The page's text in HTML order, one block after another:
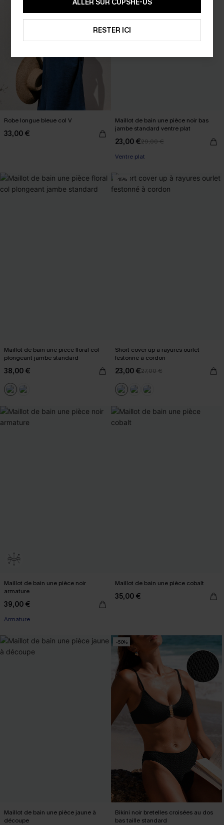
Robe longue bleue col V
33,00 €
Maillot de bain une pièce noir bas
jambe standard ventre plat
23,00 €29,00 €
Ventre plat
Maillot de bain une pièce floral col
plongeant jambe standard
38,00 €
-15%
Short cover up à rayures ourlet
festonné à cordon
23,00 €27,00 €
Maillot de bain une pièce noir
armature
39,00 €
Armature
Maillot de bain une pièce cobalt
35,00 €
Maillot de bain une pièce jaune à
découpe
-50%
Bikini noir bretelles croisées au dos
bas taille standard
ALLER SUR CUPSHE-US
RESTER ICI